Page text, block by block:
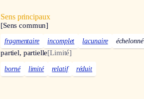
Sens principaux
[Sens commun]
fragmentaire incomplet lacunaire échelonné
partiel, partielle[Limité]
borné limité relatif réduit